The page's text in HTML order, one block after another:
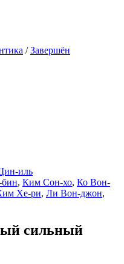
/Завершён
иль
, Ким Сон-хо, Ко Вон-
Хе-ри, Ли Вон-джон,
сильный